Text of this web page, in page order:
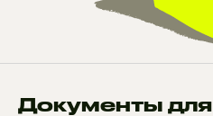
Документы для